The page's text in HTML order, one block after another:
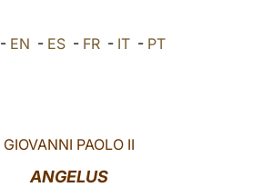
- EN - ES - FR - IT - PT
GIOVANNI PAOLO II
ANGELUS